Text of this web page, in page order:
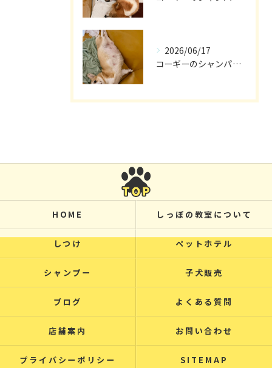
2026/06/17
コーギーのシャンパン🥂
HOME しっぽの教室について
しつけ ペットホテル
シャンプー 子犬販売
ブログ よくある質問
店舗案内 お問い合わせ
プライバシーポリシー SITEMAP